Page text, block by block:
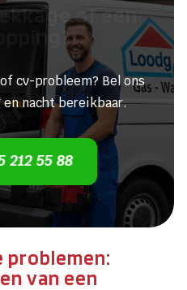
of een
cv-probleem? Bel ons
nacht bereikbaar.
212 55 88
problemen:
van een